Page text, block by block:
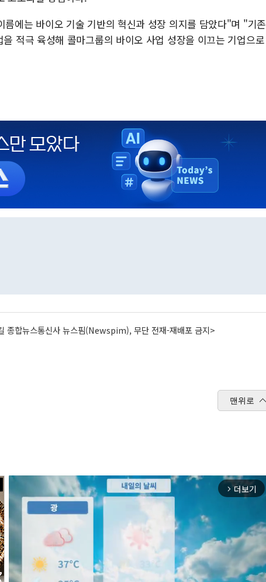
에는 바이오 기술 기반의 혁신과 성장 의지를 담았다"며 "기존
적극 육성해 콜마그룹의 바이오 사업 성장을 이끄는 기업으로
종합뉴스통신사 뉴스핌(Newspim), 무단 전재-재배포 금지>
맨위로
arrow_forward_ios 더보기